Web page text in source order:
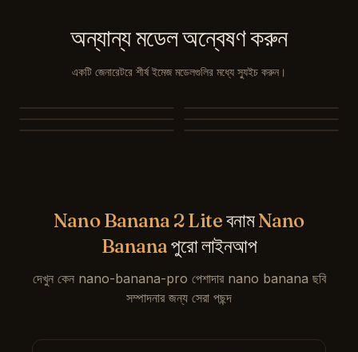
অন্যান্য মডেল অন্বেষণ করুন
একটি জেনারেটরে শীর্ষ ইমেজ মডেলগুলির মধ্যে স্যুইচ করুন।
Nano Banana 2 LiteবনামNano
Bananaপুরো লাইনআপ
দেখুন কেন nano-banana-pro পেশাদার nano banana ছবি
সম্পাদনার জন্য সেরা পছন্দ